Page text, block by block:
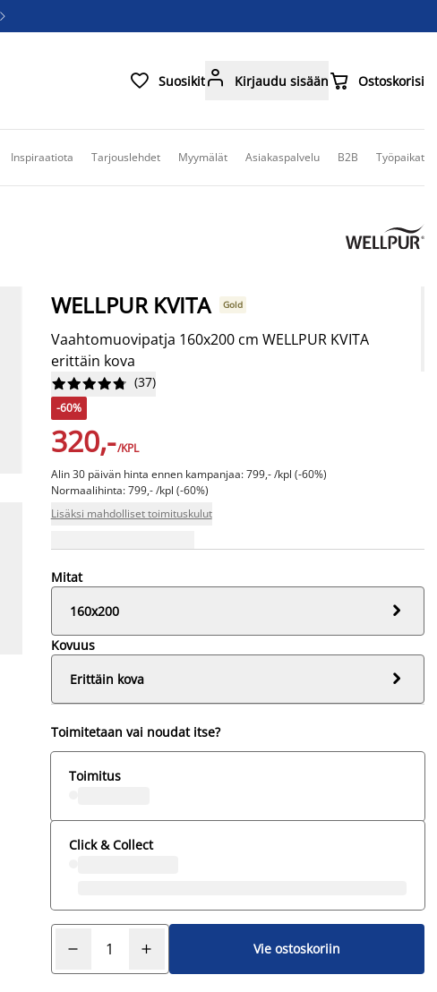

 Suosikit Kirjaudu sisään Ostoskorisi
Inspiraatiota Tarjouslehdet Myymälät Asiakaspalvelu B2B Työpaikat
WELLPUR KVITA Gold
Vaahtomuovipatja 160x200 cm WELLPUR KVITA
erittäin kova





 (37)
-60%
320,-/KPL
Alin 30 päivän hinta ennen kampanjaa: 799,- /kpl (-60%)
Normaalihinta: 799,- /kpl (-60%)
Lisäksi mahdolliset toimituskulut
Mitat
160x200

Kovuus
Erittäin kova

Toimitetaan vai noudat itse?
Toimitus
Click & Collect
Vie ostoskoriin